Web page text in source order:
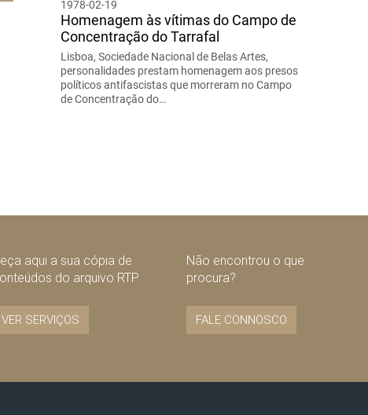
1978-02-19
Homenagem às vítimas do Campo de
Concentração do Tarrafal
Lisboa, Sociedade Nacional de Belas Artes,
personalidades prestam homenagem aos presos
políticos antifascistas que morreram no Campo
de Concentração do…
aqui a sua cópia de
do arquivo RTP
VER SERVIÇOS
Não encontrou o que
procura?
FALE CONNOSCO